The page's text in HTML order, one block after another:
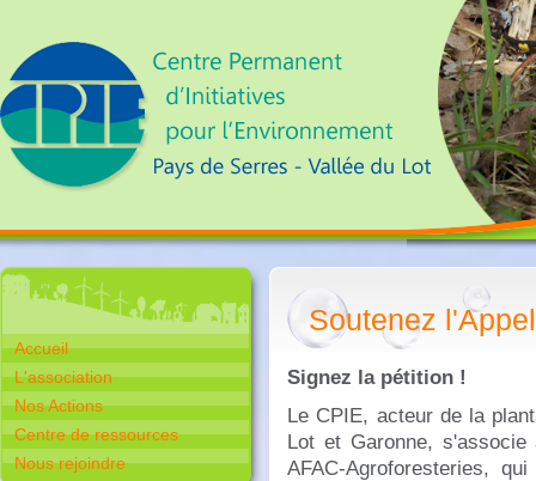
Accueil
L'association
Nos Actions
Centre de ressources
Nous rejoindre
Soutenez
Signez la pétition !
Le CPIE, acteur de la
Lot et Garonne,
AFAC-Agroforesteries,